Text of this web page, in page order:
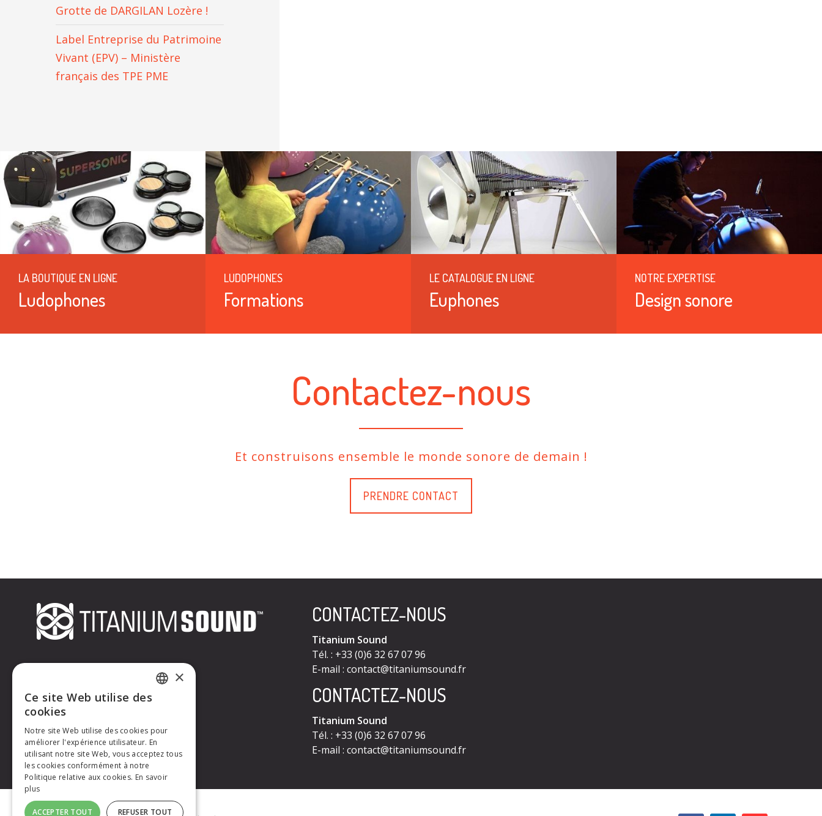
Grotte de DARGILAN Lozère !
Label Entreprise du Patrimoine
Vivant (EPV) – Ministère
français des TPE PME
LA BOUTIQUE EN LIGNE
Ludophones
LUDOPHONES
Formations
LE CATALOGUE EN LIGNE
Euphones
NOTRE EXPERTISE
Design sonore
Contactez-nous
Et construisons ensemble le monde sonore de demain !
PRENDRE CONTACT
CONTACTEZ-NOUS
Titanium Sound
Tél. : +33 (0)6 32 67 07 96
E-mail : contact@titaniumsound.fr
CONTACTEZ-NOUS
Titanium Sound
Tél. : +33 (0)6 32 67 07 96
E-mail : contact@titaniumsound.fr
ENGLISH
×
Ce site Web utilise des
cookies
Notre site Web utilise des cookies pour
améliorer l'expérience utilisateur. En
utilisant notre site Web, vous acceptez tous
les cookies conformément à notre
Politique relative aux cookies. En savoir
plus
ACCEPTER TOUT REFUSER TOUT